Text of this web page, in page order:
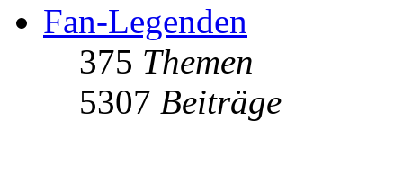
Fan-Legenden
375 Themen
5307 Beiträge